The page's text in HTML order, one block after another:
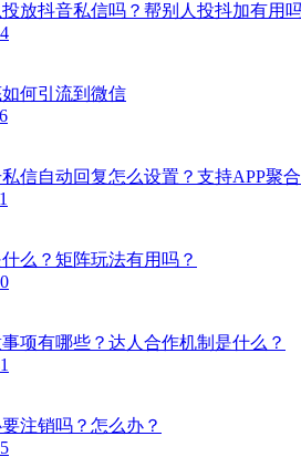
放抖音私信吗？帮别人投抖加有用
何引流到微信
信自动回复怎么设置？支持APP聚
么？矩阵玩法有用吗？
项有哪些？达人合作机制是什么？
注销吗？怎么办？